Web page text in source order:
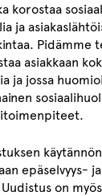
korostaa
ja
Pidämme
asiakkaan
ja jossa
epäselvyys- ja
on